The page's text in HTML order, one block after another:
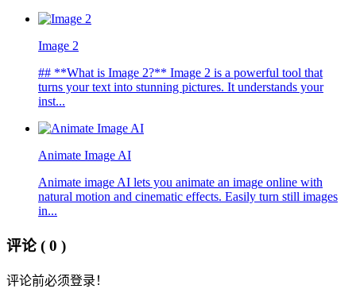
Image 2
## **What is Image 2?** Image 2 is a powerful tool that
turns your text into stunning pictures. It understands your
inst...
Animate Image AI
Animate image AI lets you animate an image online with
natural motion and cinematic effects. Easily turn still images
in...
评论 ( 0 )
评论前必须登录！